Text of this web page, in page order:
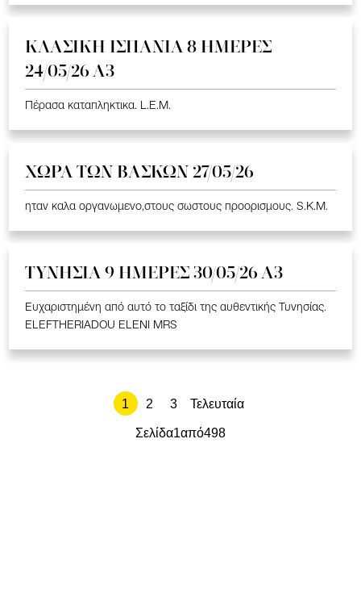
ΚΛΑΣΙΚΗ ΙΣΠΑΝΙΑ 8 ΗΜΕΡΕΣ
24/05/26 Α3
Πέρασα καταπληκτικα. L.E.M.
ΧΩΡΑ ΤΩΝ ΒΑΣΚΩΝ 27/05/26
ηταν καλα οργανωμενο,στους σωστους προορισμους. S.K.M.
ΤΥΝΗΣΙΑ 9 ΗΜΕΡΕΣ 30/05/26 Α3
Ευχαριστημένη από αυτό το ταξίδι της αυθεντικής Τυνησίας.
ELEFTHERIADOU ELENI MRS
1 2 3 Τελευταία
Σελίδα1από498